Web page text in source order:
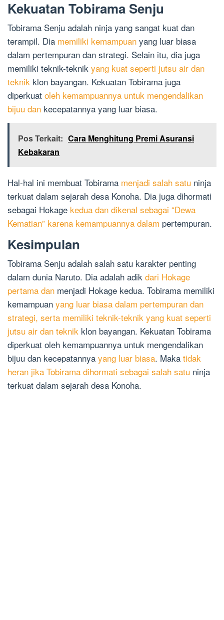
Kekuatan Tobirama Senju
Tobirama Senju adalah ninja yang sangat kuat dan
terampil. Dia memiliki kemampuan yang luar biasa
dalam pertempuran dan strategi. Selain itu, dia juga
memiliki teknik-teknik yang kuat seperti jutsu air dan
teknik klon bayangan. Kekuatan Tobirama juga
diperkuat oleh kemampuannya untuk mengendalikan
bijuu dan kecepatannya yang luar biasa.
Pos Terkait: Cara Menghitung Premi Asuransi
Kebakaran
Hal-hal ini membuat Tobirama menjadi salah satu ninja
terkuat dalam sejarah desa Konoha. Dia juga dihormati
sebagai Hokage kedua dan dikenal sebagai “Dewa
Kematian” karena kemampuannya dalam pertempuran.
Kesimpulan
Tobirama Senju adalah salah satu karakter penting
dalam dunia Naruto. Dia adalah adik dari Hokage
pertama dan menjadi Hokage kedua. Tobirama memiliki
kemampuan yang luar biasa dalam pertempuran dan
strategi, serta memiliki teknik-teknik yang kuat seperti
jutsu air dan teknik klon bayangan. Kekuatan Tobirama
diperkuat oleh kemampuannya untuk mengendalikan
bijuu dan kecepatannya yang luar biasa. Maka tidak
heran jika Tobirama dihormati sebagai salah satu ninja
terkuat dalam sejarah desa Konoha.